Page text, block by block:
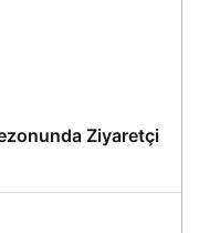
Ziyaretçi